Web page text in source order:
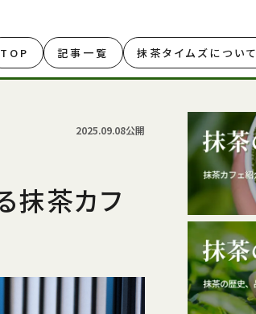
TOP 記事一覧 抹茶タイムズについて
2025.09.08公開
抹茶カフ